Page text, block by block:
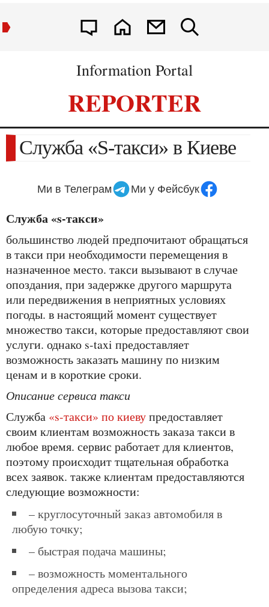
Information Portal
REPORTER
Служба «S-такси» в Киеве
Ми в Телеграм Ми у Фейсбук
служба «s-такси»
большинство людей предпочитают обращаться
в такси при необходимости перемещения в
назначенное место. такси вызывают в случае
опоздания, при задержке другого маршрута
или передвижения в неприятных условиях
погоды. в настоящий момент существует
множество такси, которые предоставляют свои
услуги. однако s-taxi предоставляет
возможность заказать машину по низким
ценам и в короткие сроки.
описание сервиса такси
служба «s-такси» по киевупредоставляет
своим клиентам возможность заказа такси в
любое время. сервис работает для клиентов,
поэтому происходит тщательная обработка
всех заявок. также клиентам предоставляются
следующие возможности:
– круглосуточный заказ автомобиля в
любую точку;
– быстрая подача машины;
– возможность моментального
определения адреса вызова такси;